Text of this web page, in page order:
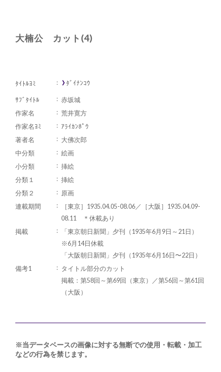
大楠公 カット(4)
ﾀｲﾄﾙﾖﾐ ﾀﾞｲﾅﾝｺｳ
ｻﾌﾞﾀｲﾄﾙ
赤坂城
作家名
荒井寛方
作家名ﾖﾐ
ｱﾗｲｶﾝﾎﾟｳ
著者名
大佛次郎
中分類
絵画
小分類
挿絵
分類１
挿絵
分類２
原画
連載期間
［東京］1935.04.05-08.06／［大阪］1935.04.09-
08.11 ＊休載あり
掲載
「東京朝日新聞」夕刊（1935年6月9日～21日）
※6月14日休載
「大阪朝日新聞」夕刊（1935年6月16日〜22日）
備考1
タイトル部分のカット
掲載：第58回～第69回（東京）／第56回～第61回
（大阪）
※当データベースの画像に対する無断での使用・転載・加工
などの行為を禁じます。